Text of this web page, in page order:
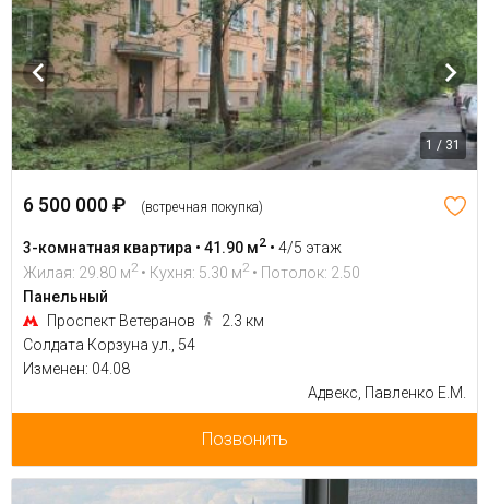
1 / 31
6 500 000 ₽ (встречная покупка)
3-комнатная квартира • 41.90 м2 • 4/5 этаж
Жилая: 29.80 м2 • Кухня: 5.30 м2 • Потолок: 2.50
Панельный
Проспект Ветеранов
2.3 км
Солдата Корзуна ул., 54
Изменен: 04.08
Адвекс, Павленко Е.М.
Позвонить